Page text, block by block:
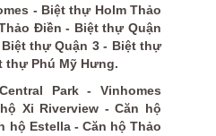
- Biệt thự Holm Thảo
Điền - Biệt thự Quận
thự Quận 3 - Biệt thự
thự Phú Mỹ Hưng.
Park - Vinhomes
Xi Riverview - Căn hộ
hộ Estella - Căn hộ Thảo